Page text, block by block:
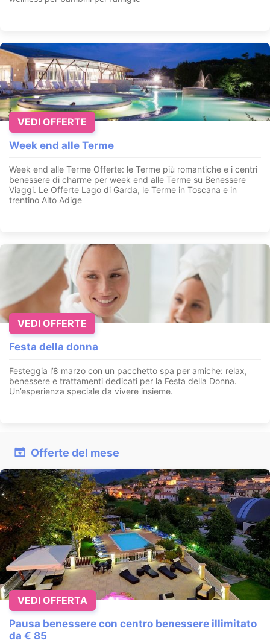
Week end alle Terme
Week end alle Terme Offerte: le Terme più romantiche e i centri
benessere di charme per week end alle Terme su Benessere
Viaggi. Le Offerte Lago di Garda, le Terme in Toscana e in
trentino Alto Adige
VEDI OFFERTE
Festa della donna
Festeggia l’8 marzo con un pacchetto spa per amiche: relax,
benessere e trattamenti dedicati per la Festa della Donna.
Un’esperienza speciale da vivere insieme.
VEDI OFFERTE
Offerte del mese
Pausa benessere con centro benessere illimitato
da € 85
VEDI OFFERTA